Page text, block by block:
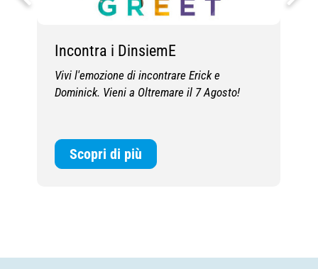
Incontra i DinsiemE
Vivi l'emozione di incontrare Erick e
Dominick. Vieni a Oltremare il 7 Agosto!
Scopri di più